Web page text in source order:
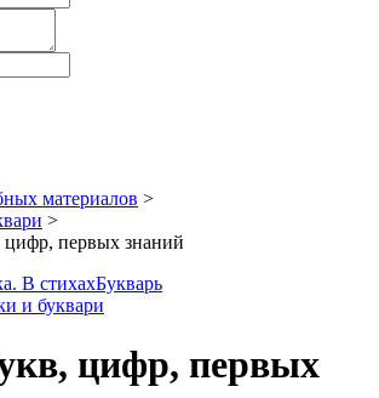
материалов >
>
цифр, первых знаний
В стихахБукварь
и буквари
цифр, первых